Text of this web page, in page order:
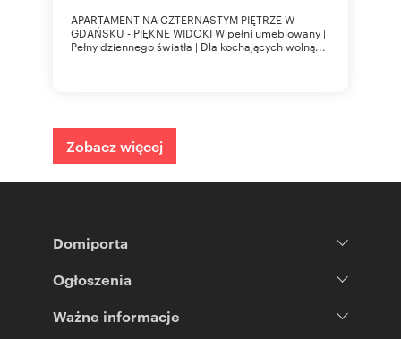
APARTAMENT NA CZTERNASTYM PIĘTRZE W
GDAŃSKU - PIĘKNE WIDOKI W pełni umeblowany |
Pełny dziennego światła | Dla kochających wolną...
Zobacz więcej
Domiporta
Ogłoszenia
Ważne informacje